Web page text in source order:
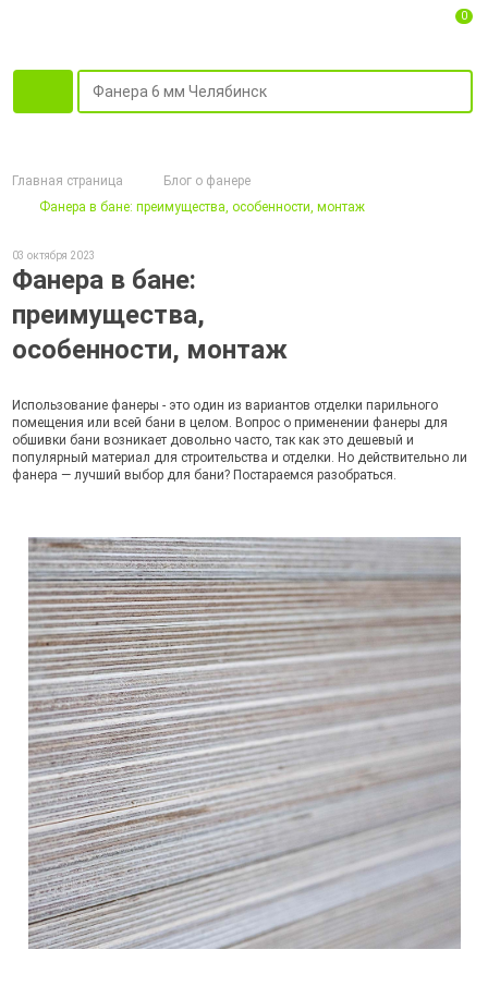
0
Главная страница
Блог о фанере
Фанера в бане: преимущества, особенности, монтаж
03 октября 2023
Фанера в бане:
преимущества,
особенности, монтаж
Использование фанеры - это один из вариантов отделки парильного
помещения или всей бани в целом. Вопрос о применении фанеры для
обшивки бани возникает довольно часто, так как это дешевый и
популярный материал для строительства и отделки. Но действительно ли
фанера — лучший выбор для бани? Постараемся разобраться.